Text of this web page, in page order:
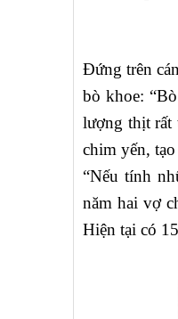
Đứng trên
bò khoe:
lượng thịt rất
chim yến,
“Nếu tính
năm hai vợ
Hiện tại có